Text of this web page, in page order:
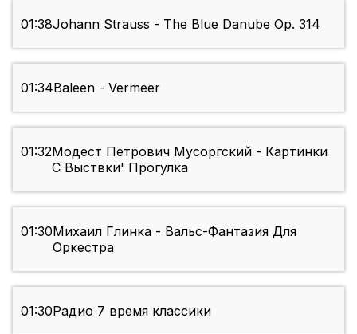
01:38Johann Strauss - The Blue Danube Op. 314
01:34Baleen - Vermeer
01:32Модест Петрович Мусоргский - Картинки
С Выствки' Прогулка
01:30Михаил Глинка - Вальс-Фантазия Для
Оркестра
01:30Радио 7 время классики